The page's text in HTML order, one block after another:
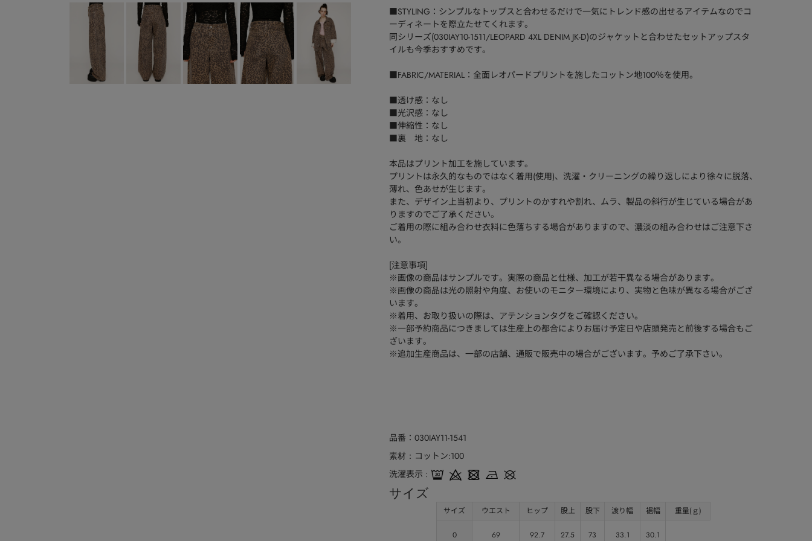
■STYLING：シンプルなトップスと合わせるだけで一気にトレンド感の出せるアイテムなのでコ
ーディネートを際立たせてくれます。
同シリーズ(030IAY10-1511/LEOPARD 4XL DENIM JK-D)のジャケットと合わせたセットアップスタ
イルも今季おすすめです。
■FABRIC/MATERIAL：全面レオパードプリントを施したコットン地100％を使用。
■透け感：なし
■光沢感：なし
■伸縮性：なし
■裏 地：なし
本品はプリント加工を施しています。
プリントは永久的なものではなく着用(使用)、洗濯・クリーニングの繰り返しにより徐々に脱落、
薄れ、色あせが生じます。
また、デザイン上当初より、プリントのかすれや割れ、ムラ、製品の斜行が生じている場合があ
りますのでご了承ください。
ご着用の際に組み合わせ衣料に色落ちする場合がありますので、濃淡の組み合わせはご注意下さ
い。
[注意事項]
※画像の商品はサンプルです。実際の商品と仕様、加工が若干異なる場合があります。
※画像の商品は光の照射や角度、お使いのモニター環境により、実物と色味が異なる場合がござ
います。
※着用、お取り扱いの際は、アテンションタグをご確認ください。
※一部予約商品につきましては生産上の都合によりお届け予定日や店頭発売と前後する場合もご
ざいます。
※追加生産商品は、一部の店舗、通販で販売中の場合がございます。予めご了承下さい。
品番 030IAY11-1541
素材
コットン:100
洗濯表示
サイズ
サイズ ウエスト ヒップ 股上 股下 渡り幅 裾幅 重量(ｇ)
0 69 92.7 27.5 73 33.1 30.1